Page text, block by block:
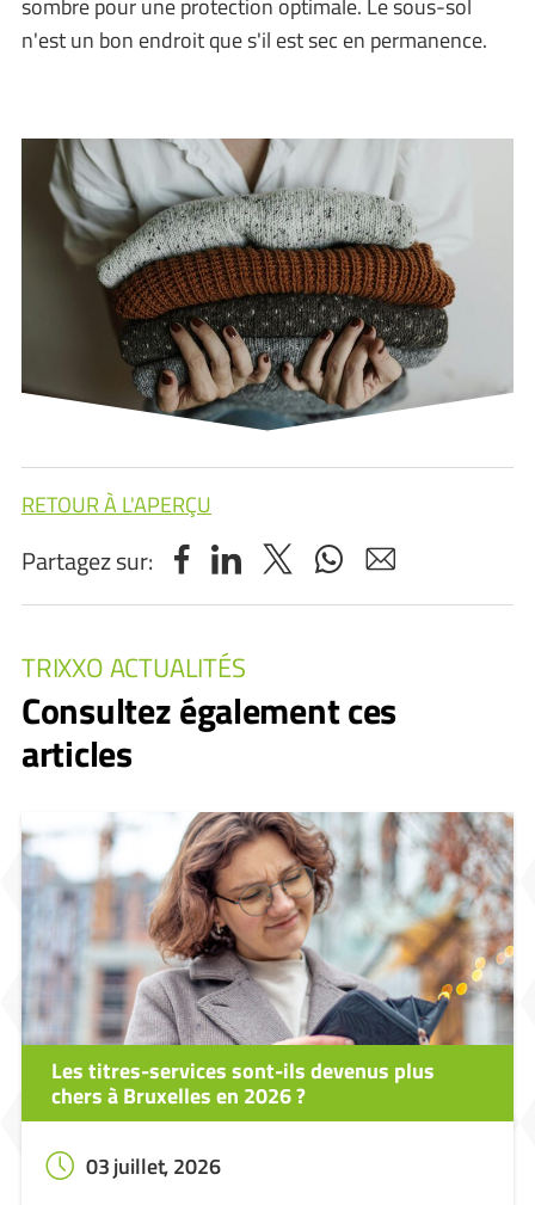
sombre pour une protection optimale. Le sous-sol
n'est un bon endroit que s'il est sec en permanence.
RETOUR À L'APERÇU
Partagez sur:
TRIXXO ACTUALITÉS
Consultez également ces
articles
Les titres-services sont-ils devenus plus
chers à Bruxelles en 2026 ?
03 juillet, 2026